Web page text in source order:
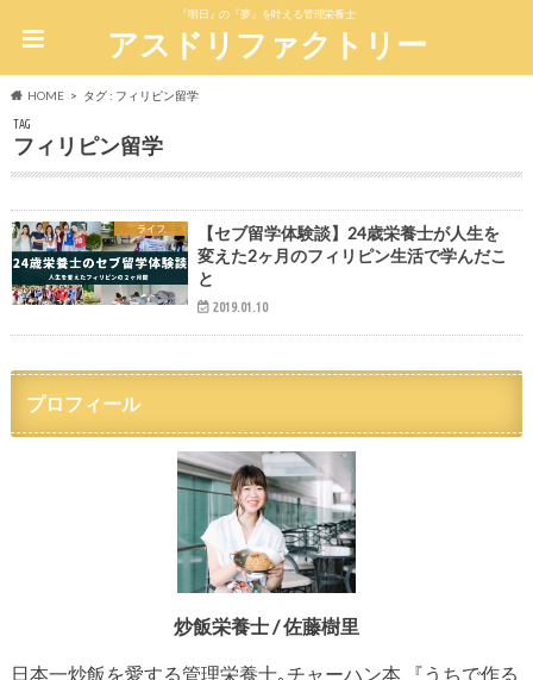
『明日』の『夢』を叶える管理栄養士
アスドリファクトリー
HOME タグ : フィリピン留学
TAG
フィリピン留学
ライフ
【セブ留学体験談】24歳栄養士が人生を
変えた2ヶ月のフィリピン生活で学んだこ
と
2019.01.10
プロフィール
炒飯栄養士 / 佐藤樹里
日本一炒飯を愛する管理栄養士｡チャーハン本 『うちで作る